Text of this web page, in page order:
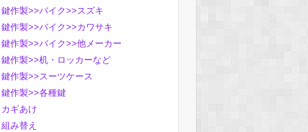
鍵作製>>バイク>>スズキ
鍵作製>>バイク>>カワサキ
鍵作製>>バイク>>他メーカー
鍵作製>>机・ロッカーなど
鍵作製>>スーツケース
鍵作製>>各種鍵
カギあけ
組み替え